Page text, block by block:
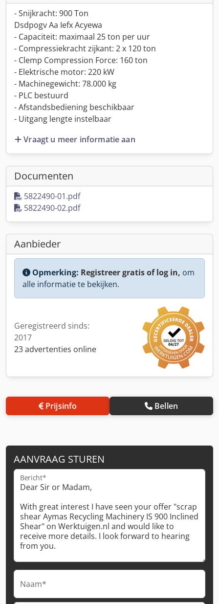
- Snijkracht: 900 Ton
Dsdpogv Aa Iefx Acyewa
- Capaciteit: maximaal 25 ton per uur
- Compressiekracht zijkant: 2 x 120 ton
- Clemp Compression Force: 160 ton
- Elektrische motor: 220 kW
- Machinegewicht: 78.000 kg
- PLC bestuurd
- Afstandsbediening beschikbaar
- Uitgang lengte instelbaar
Vraagt u meer informatie aan
Documenten
5822490-01.pdf
5822490-02.pdf
Aanbieder
Opmerking: Registreer gratis of log in, om
alle informatie te bekijken.
Geregistreerd sinds:
2017
23 advertenties online
Prijsinfo Bellen
AANVRAAG STUREN
Bericht*
Naam*